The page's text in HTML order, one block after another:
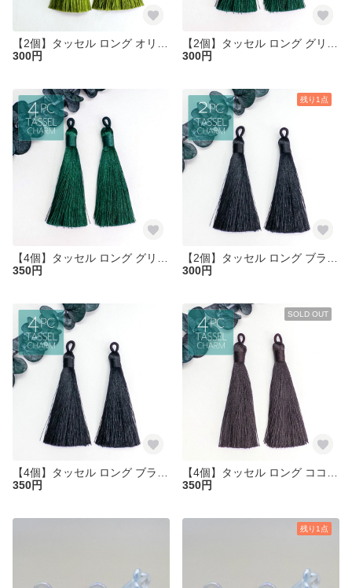
300円
300円
350円
残り1点
300円
350円
SOLD OUT
350円
残り1点